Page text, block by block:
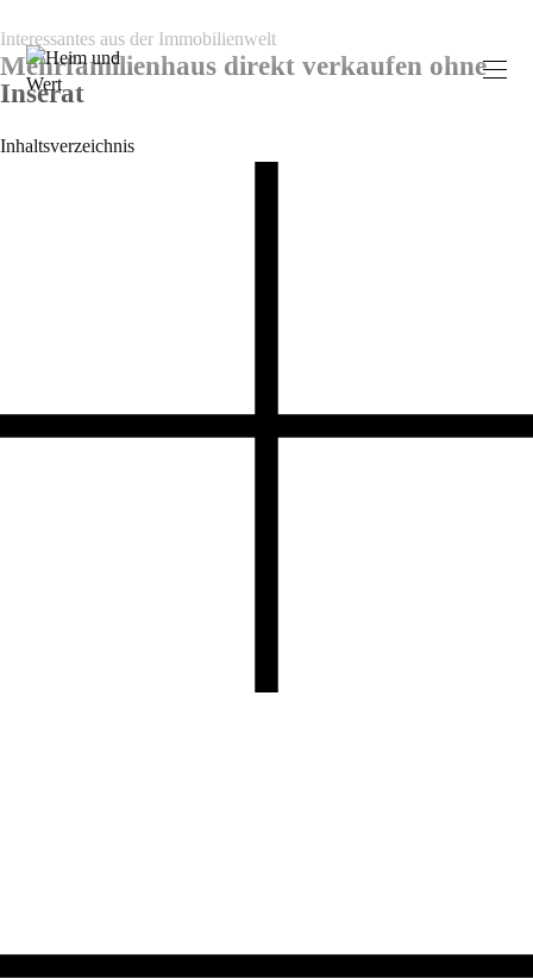
Interessantes aus der Immobilienwelt
Mehrfamilienhaus direkt verkaufen ohne
Inserat
Inhaltsverzeichnis